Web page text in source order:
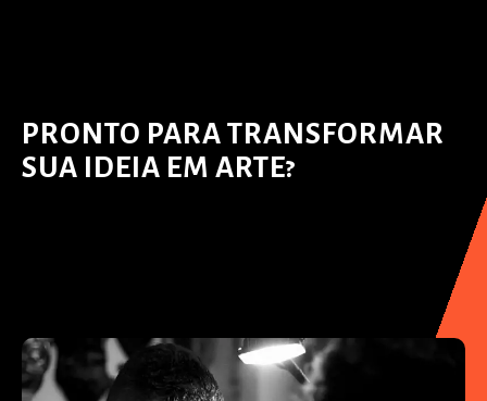
PRONTO PARA TRANSFORMAR
SUA IDEIA EM ARTE?